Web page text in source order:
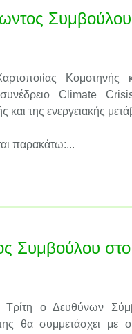
Κομοτηνής
Climate
και της ενεργειακής
παρακάτω:...
Συμβούλου
ο Δευθύνων
θα συμμετάσχει με